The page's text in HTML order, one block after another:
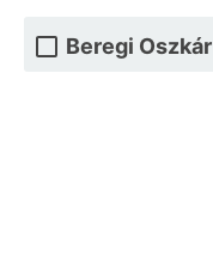
Beregi Oszkár